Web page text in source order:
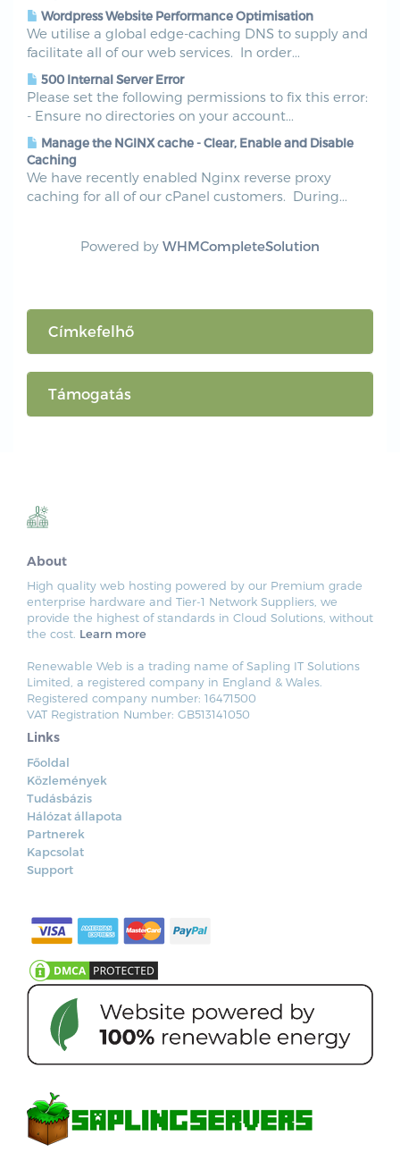
Wordpress Website Performance Optimisation
We utilise a global edge-caching DNS to supply and
facilitate all of our web services. In order...
500 Internal Server Error
Please set the following permissions to fix this error:
- Ensure no directories on your account...
Manage the NGINX cache - Clear, Enable and Disable
Caching
We have recently enabled Nginx reverse proxy
caching for all of our cPanel customers. During...
Powered by WHMCompleteSolution
Címkefelhő
Támogatás
About
High quality web hosting powered by our Premium grade
enterprise hardware and Tier-1 Network Suppliers, we
provide the highest of standards in Cloud Solutions, without
the cost. Learn more
Renewable Web is a trading name of Sapling IT Solutions
Limited, a registered company in England & Wales.
Registered company number: 16471500
VAT Registration Number: GB513141050
Links
Főoldal
Közlemények
Tudásbázis
Hálózat állapota
Partnerek
Kapcsolat
Support